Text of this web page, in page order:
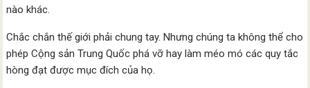
nào khác.
Chắc chắn thế giới phải chung tay. Nhưng chúng ta không thể cho
phép Cộng sản Trung Quốc phá vỡ hay làm méo mó các quy tắc
hòng đạt được mục đích của họ.